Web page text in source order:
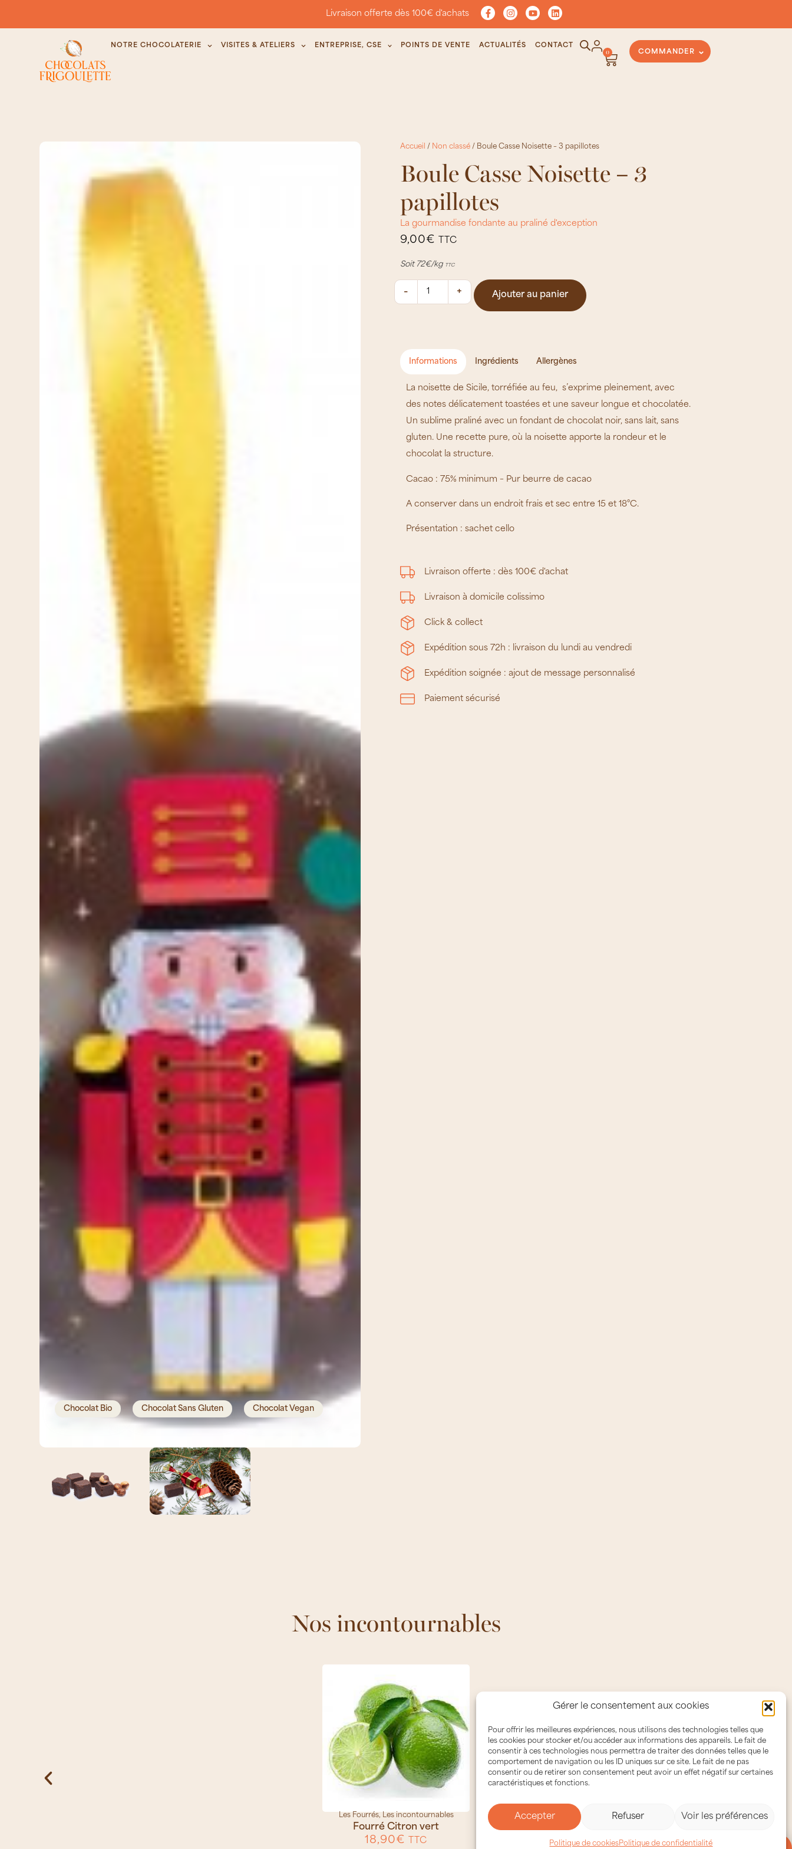
Gérer le consentement aux cookies
Pour offrir les meilleures expériences, nous utilisons des technologies telles que
les cookies pour stocker et/ou accéder aux informations des appareils. Le fait de
consentir à ces technologies nous permettra de traiter des données telles que le
comportement de navigation ou les ID uniques sur ce site. Le fait de ne pas
consentir ou de retirer son consentement peut avoir un effet négatif sur certaines
caractéristiques et fonctions.
Accepter Refuser Voir les préférences
Politique de cookiesPolitique de confidentialité
Livraison offerte dès 100€ d'achats
NOTRE CHOCOLATERIE VISITES & ATELIERS ENTREPRISE, CSE POINTS DE VENTE ACTUALITÉS CONTACT
0 COMMANDER
Chocolat Bio Chocolat Sans Gluten Chocolat Vegan
Accueil / Non classé/ Boule Casse Noisette – 3 papillotes
Boule Casse Noisette – 3
papillotes
La gourmandise fondante au praliné d'exception
9,00€ TTC
Soit 72€/kg TTC
Ajouter au panier
Informations Ingrédients Allergènes
La noisette de Sicile, torréfiée au feu, s’exprime pleinement, avec
des notes délicatement toastées et une saveur longue et chocolatée.
Un sublime praliné avec un fondant de chocolat noir, sans lait, sans
gluten. Une recette pure, où la noisette apporte la rondeur et le
chocolat la structure.
Cacao : 75% minimum – Pur beurre de cacao
A conserver dans un endroit frais et sec entre 15 et 18°C.
Présentation : sachet cello
Livraison offerte : dès 100€ d'achat
Livraison à domicile colissimo
Click & collect
Expédition sous 72h : livraison du lundi au vendredi
Expédition soignée : ajout de message personnalisé
Paiement sécurisé
Nos incontournables
Les Fourrés, Les incontournables
Fourré Citron vert
18,90€ TTC